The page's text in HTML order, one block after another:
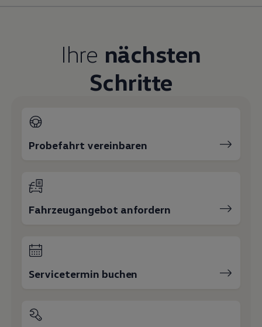
Elektromobilität
Volkswagen R
Pannen- und Unfallhilfe
Volkswagen Kundenbetreuung
Ihre nächsten
Schritte
Probefahrt vereinbaren
Fahrzeugangebot anfordern
Servicetermin buchen